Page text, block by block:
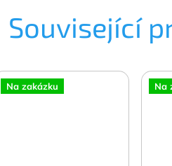
Související
Na zakázku Na